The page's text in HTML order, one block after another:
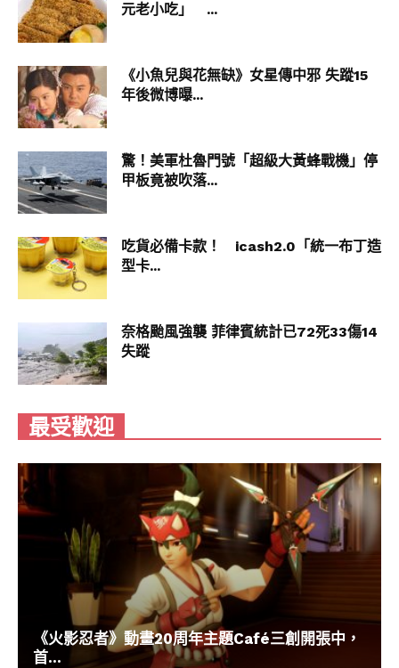
元老小吃」 ...
《小魚兒與花無缺》女星傳中邪 失蹤15
年後微博曝...
驚！美軍杜魯門號「超級大黃蜂戰機」停
甲板竟被吹落...
吃貨必備卡款！ icash2.0「統一布丁造
型卡...
奈格颱風強襲 菲律賓統計已72死33傷14
失蹤
最受歡迎
《火影忍者》動畫20周年主題Café三創開張中，
首...